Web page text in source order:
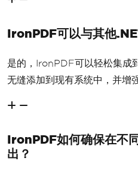
IronPDF可以与其他
是的，IronPDF可以轻松集成
无缝添加到现有系统中，并增
IronPDF如何确保在不
出？